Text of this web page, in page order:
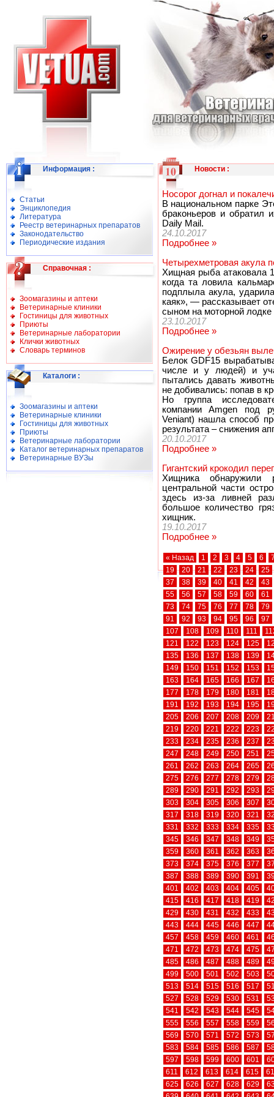
Информация :
Статьи
Энциклопедия
Литература
Реестр ветеринарных препаратов
Законодательство
Периодические издания
Справочная :
Зоомагазины и аптеки
Ветеринарные клиники
Гостиницы для животных
Приюты
Ветеринарные лаборатории
Клички животных
Словарь терминов
Каталоги :
Зоомагазины и аптеки
Ветеринарные клиники
Гостиницы для животных
Приюты
Ветеринарные лаборатории
Каталог ветеринарных препаратов
Ветеринарные ВУЗы
Новости:
Носорог догнал и
В национальном парке
браконьеров и обратил
Daily Mail.
24.10.2017
Подробнее »
Четырехметровая акула
Хищная рыба атаковала
когда та ловила
подплыла акула,
каяк», — рассказывает
сыном на моторной лодке
23.10.2017
Подробнее »
Ожирение у обезьян
Белок GDF15
числе и у людей) и
пытались давать
не добивались: попав в
Но группа
компании Amgen под
Veniant) нашла способ
результата – снижения
20.10.2017
Подробнее »
Гигантский крокодил
Хищника обнаружили
центральной части
здесь из-за ливней
большое количество
хищник.
19.10.2017
Подробнее »
« Назад 1 2 3 4 5 6
19
20 21 22 23 24
25
37
38 39 40 41 42
43
55
56 57 58 59 60
61
73
74 75 76 77 78
79
91
92 93 94 95 96
97
107
108 109 110 111
121
122 123 124 125
135
136 137 138 139
149
150 151 152 153
163
164 165 166 167
177
178 179 180 181
191
192 193 194 195
205
206 207 208 209
219
220 221 222 223
233
234 235 236 237
247
248 249 250 251
261
262 263 264 265
275
276 277 278 279
289
290 291 292 293
303
304 305 306 307
317
318 319 320 321
331
332 333 334 335
345
346 347 348 349
359
360 361 362 363
373
374 375 376 377
387
388 389 390 391
401
402 403 404 405
415
416 417 418 419
429
430 431 432 433
443
444 445 446 447
457
458 459 460 461
471
472 473 474 475
485
486 487 488 489
499
500 501 502 503
513
514 515 516 517
527
528 529 530 531
541
542 543 544 545
555
556 557 558 559
569
570 571 572 573
583
584 585 586 587
597
598 599 600 601
611
612 613 614 615
625
626 627 628 629